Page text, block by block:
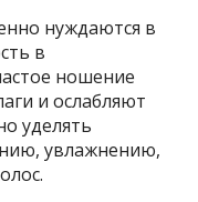
нуждаются в
в
ношение
и ослабляют
уделять
увлажнению,